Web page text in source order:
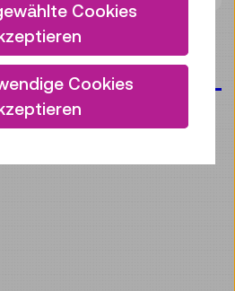
Wandel
Cookies
Cookies